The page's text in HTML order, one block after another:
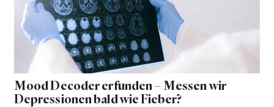
Mood Decoder erfunden – Messen wir
Depressionen bald wie Fieber?